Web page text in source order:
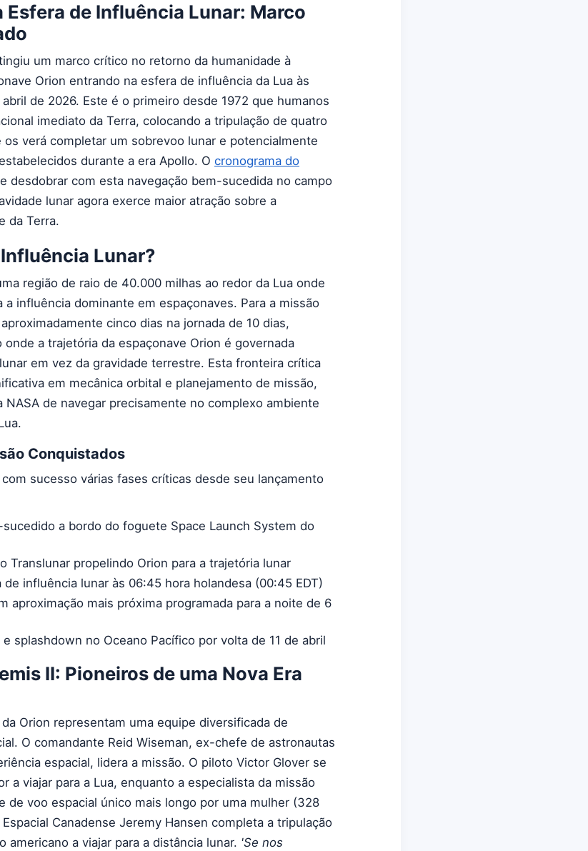
Esfera de Influência Lunar: Marco
um marco crítico no retorno da humanidade à
Orion entrando na esfera de influência da Lua às
de 2026. Este é o primeiro desde 1972 que humanos
imediato da Terra, colocando a tripulação de quatro
verá completar um sobrevoo lunar e potencialmente
durante a era Apollo. O cronograma do
desdobrar com esta navegação bem-sucedida no campo
lunar agora exerce maior atração sobre a
da Terra.
Lunar?
região de raio de 40.000 milhas ao redor da Lua onde
influência dominante em espaçonaves. Para a missão
cinco dias na jornada de 10 dias,
a trajetória da espaçonave Orion é governada
em vez da gravidade terrestre. Esta fronteira crítica
em mecânica orbital e planejamento de missão,
NASA de navegar precisamente no complexo ambiente
Conquistados
sucesso várias fases críticas desde seu lançamento
a bordo do foguete Space Launch System do
Translunar propelindo Orion para a trajetória lunar
de influência lunar às 06:45 hora holandesa (00:45 EDT)
aproximação mais próxima programada para a noite de 6
splashdown no Oceano Pacífico por volta de 11 de abril
II: Pioneiros de uma Nova Era
Orion representam uma equipe diversificada de
O comandante Reid Wiseman, ex-chefe de astronautas
espacial, lidera a missão. O piloto Victor Glover se
a viajar para a Lua, enquanto a especialista da missão
de voo espacial único mais longo por uma mulher (328
Canadense Jeremy Hansen completa a tripulação
americano a viajar para a distância lunar. 'Se nos